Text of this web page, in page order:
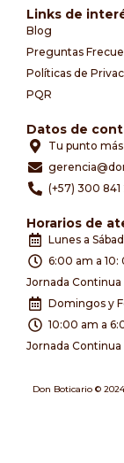
Links de
Blog
Preguntas
Políticas de
PQR
Datos de
Tu punto
(+57) 300
Horarios de
Lunes a
6:00 am a 10:
Jornada Continua
Domingos y
10:00 am a
Jornada Continua
Don Boticario ©